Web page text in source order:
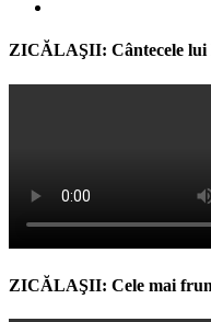
ZICĂLAŞII: Cântecele lui
ZICĂLAŞII: Cele mai